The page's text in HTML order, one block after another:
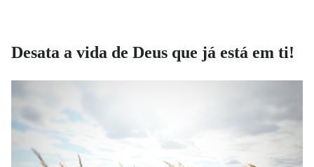
Desata a vida de Deus que já está em ti!